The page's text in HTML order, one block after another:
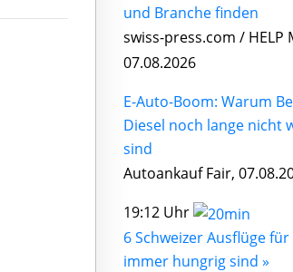
und Branche finden
swiss-press.com / HELP
07.08.2026
E-Auto-Boom: Warum
Diesel noch lange nicht
sind
Autoankauf Fair,
19:12 Uhr
6 Schweizer Ausflüge
immer hungrig sind »